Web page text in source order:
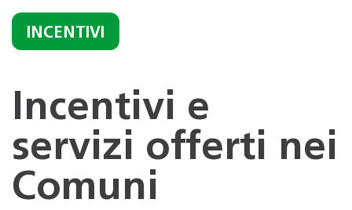
INCENTIVI
Incentivi e
servizi offerti nei
Comuni